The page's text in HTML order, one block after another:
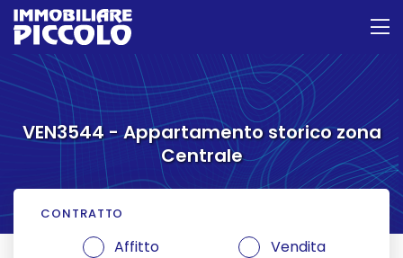
VEN3544 - Appartamento storico zona
Centrale
CONTRATTO
Affitto Vendita